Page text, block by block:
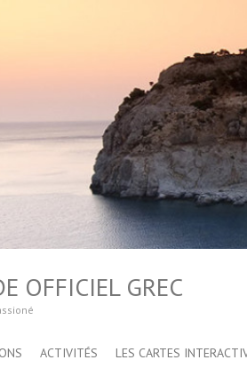
OFFICIEL GREC
ACTIVITÉS LES CARTES